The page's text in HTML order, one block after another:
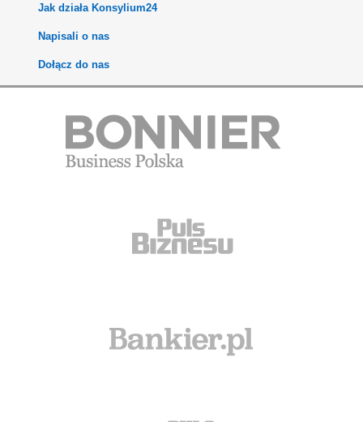
Jak działa Konsylium24
Napisali o nas
Dołącz do nas